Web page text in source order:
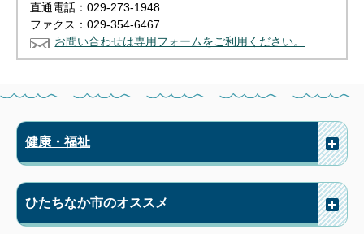
直通電話：029-273-1948
ファクス：029-354-6467
お問い合わせは専用フォームをご利用ください。
健康・福祉
ひたちなか市のオススメ